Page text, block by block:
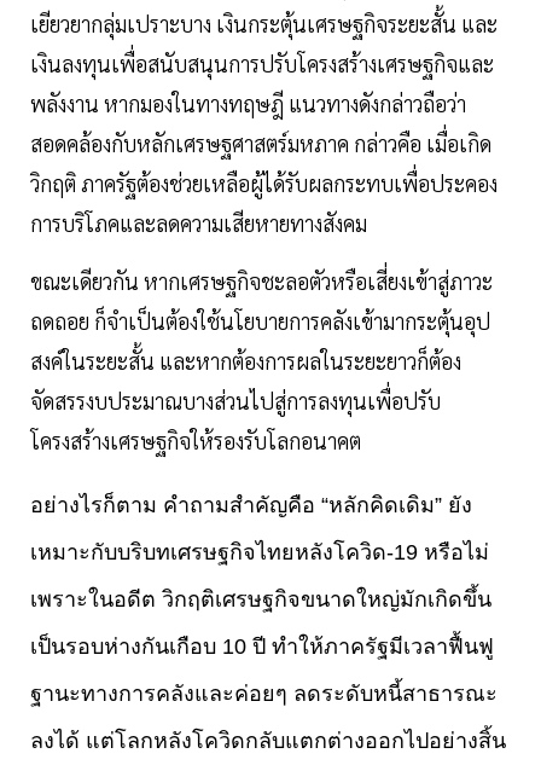
เยียวยากลุ่มเปราะบาง เงินกระตุ้นเศรษฐกิจระยะสั้น และ
เงินลงทุนเพื่อสนับสนุนการปรับโครงสร้างเศรษฐกิจและ
พลังงาน หากมองในทางทฤษฎี แนวทางดังกล่าวถือว่า
สอดคล้องกับหลักเศรษฐศาสตร์มหภาค กล่าวคือ เมื่อเกิด
วิกฤติ ภาครัฐต้องช่วยเหลือผู้ได้รับผลกระทบเพื่อประคอง
การบริโภคและลดความเสียหายทางสังคม
ขณะเดียวกัน หากเศรษฐกิจชะลอตัวหรือเสี่ยงเข้าสู่ภาวะ
ถดถอย ก็จำเป็นต้องใช้นโยบายการคลังเข้ามากระตุ้นอุป
สงค์ในระยะสั้น และหากต้องการผลในระยะยาวก็ต้อง
จัดสรรงบประมาณบางส่วนไปสู่การลงทุนเพื่อปรับ
โครงสร้างเศรษฐกิจให้รองรับโลกอนาคต
อย่างไรก็ตาม คำถามสำคัญคือ “หลักคิดเดิม” ยัง
เหมาะกับบริบทเศรษฐกิจไทยหลังโควิด-19 หรือไม่
เพราะในอดีต วิกฤติเศรษฐกิจขนาดใหญ่มักเกิดขึ้น
เป็นรอบห่างกันเกือบ 10 ปี ทำให้ภาครัฐมีเวลาฟื้นฟู
ฐานะทางการคลังและค่อยๆ ลดระดับหนี้สาธารณะ
ลงได้ แต่โลกหลังโควิดกลับแตกต่างออกไปอย่างสิ้น